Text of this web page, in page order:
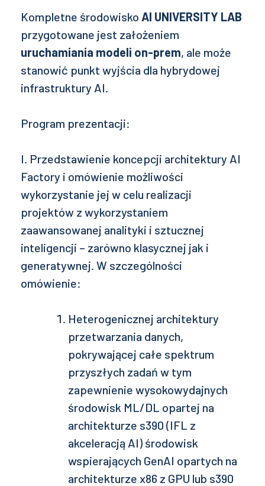
Kompletne środowisko AI UNIVERSITY LAB
przygotowane jest założeniem
uruchamiania modeli on-prem, ale może
stanowić punkt wyjścia dla hybrydowej
infrastruktury AI.
Program prezentacji:
I. Przedstawienie koncepcji architektury AI
Factory i omówienie możliwości
wykorzystanie jej w celu realizacji
projektów z wykorzystaniem
zaawansowanej analityki i sztucznej
inteligencji – zarówno klasycznej jak i
generatywnej. W szczególności
omówienie:
Heterogenicznej architektury
przetwarzania danych,
pokrywającej całe spektrum
przyszłych zadań w tym
zapewnienie wysokowydajnych
środowisk ML/DL opartej na
architekturze s390 (IFL z
akceleracją AI) środowisk
wspierających GenAI opartych na
architekturze x86 z GPU lub s390